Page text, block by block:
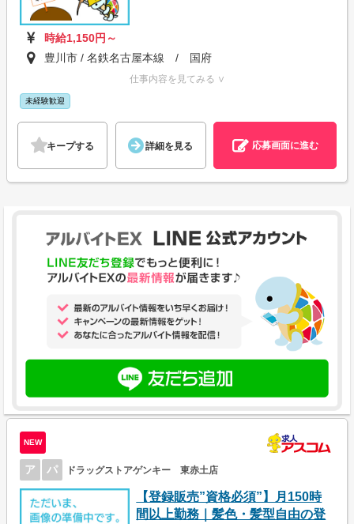
時給1,150円～
豊川市 / 名鉄名古屋本線 / 国府
仕事内容を見てみる ∨
未経験歓迎
キープする 詳細を見る 応募画面に進む
NEW
ア パ ドラッグストアゲンキー 東赤土店
【登録販売”資格必須”】月150時
間以上勤務｜髪色・髪型自由の登